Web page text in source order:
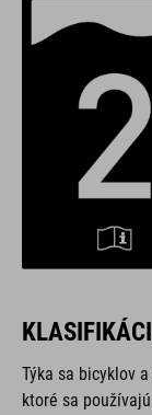
Týka sa bicyklov a
ktoré sa